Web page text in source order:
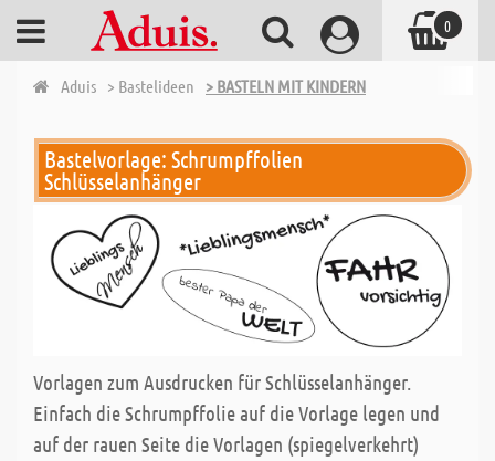
Aduis > Bastelideen > BASTELN MIT KINDERN
Bastelvorlage: Schrumpffolien
Schlüsselanhänger
Vorlagen zum Ausdrucken für Schlüsselanhänger.
Einfach die Schrumpffolie auf die Vorlage legen und
auf der rauen Seite die Vorlagen (spiegelverkehrt)
0